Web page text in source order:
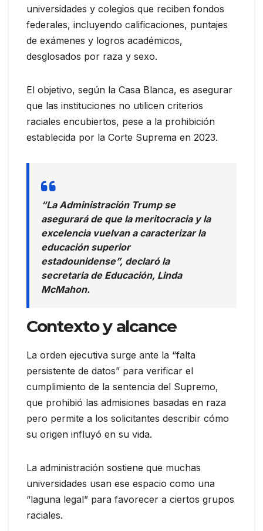
universidades y colegios que reciben fondos
federales, incluyendo calificaciones, puntajes
de exámenes y logros académicos,
desglosados por raza y sexo.
El objetivo, según la Casa Blanca, es asegurar
que las instituciones no utilicen criterios
raciales encubiertos, pese a la prohibición
establecida por la Corte Suprema en 2023.
“La Administración Trump se
asegurará de que la meritocracia y la
excelencia vuelvan a caracterizar la
educación superior
estadounidense”, declaró la
secretaria de Educación, Linda
McMahon.
Contexto y alcance
La orden ejecutiva surge ante la “falta
persistente de datos” para verificar el
cumplimiento de la sentencia del Supremo,
que prohibió las admisiones basadas en raza
pero permite a los solicitantes describir cómo
su origen influyó en su vida.
La administración sostiene que muchas
universidades usan ese espacio como una
“laguna legal” para favorecer a ciertos grupos
raciales.